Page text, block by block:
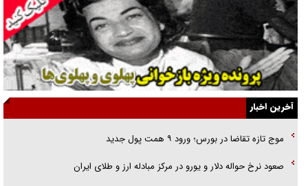
قصه ناتمام سرویس مدارس
آیا مقاومت فلسطین خلع‌سلاح می‌شود؟
الگوی وحدت‌آفرین در ادراک سیاست خارجی
گفتگوی دکتر اخوان مدیرمسئول روزنامه جوان با برنامه تلویزیونی «نبرد
هرمز»
امام حسین (ع) کشته سیرت‌های عصر جاهلی شد
آخرین اخبار
موج تازه تقاضا در بورس؛ ورود ۹ همت پول جدید
صعود نرخ حواله دلار و یورو در مرکز مبادله ارز و طلای ایران